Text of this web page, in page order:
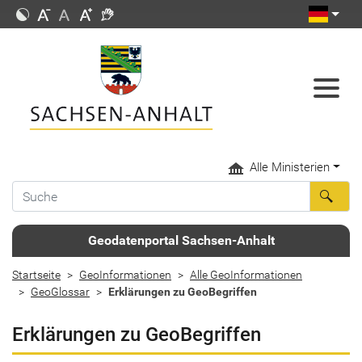
Alle Ministerien
Geodatenportal Sachsen-Anhalt
Startseite GeoInformationen
Alle GeoInformationen
GeoGlossar
Erklärungen zu GeoBegriffen
Erklärungen zu GeoBegriffen